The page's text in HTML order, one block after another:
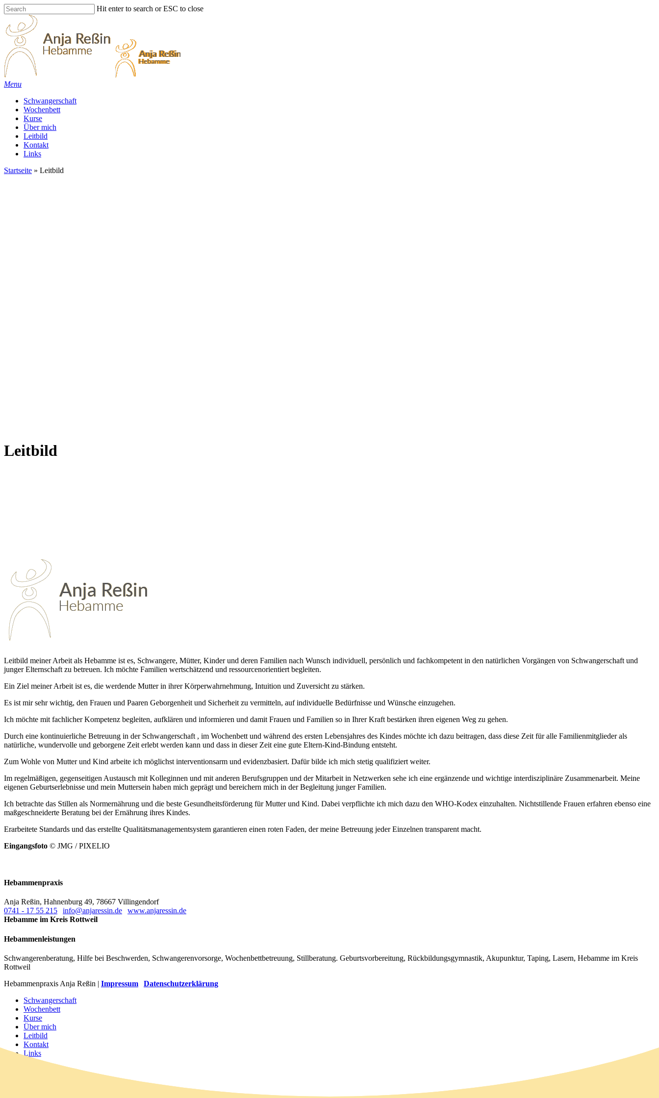
Skip
to
main
content
Hit enter to search or ESC to close
Search
Menu
Schwangerschaft
Wochenbett
Kurse
Über mich
Leitbild
Kontakt
Links
Startseite » Leitbild
Leitbild
Leitbild meiner Arbeit als Hebamme ist es, Schwangere, Mütter, Kinder und deren Familien nach Wunsch individuell, persönlich und fachkompetent in den natürlichen Vorgängen von Schwangerschaft und
junger Elternschaft zu betreuen. Ich möchte Familien wertschätzend und ressourcenorientiert begleiten.
Ein Ziel meiner Arbeit ist es, die werdende Mutter in ihrer Körperwahrnehmung, Intuition und Zuversicht zu stärken.
Es ist mir sehr wichtig, den Frauen und Paaren Geborgenheit und Sicherheit zu vermitteln, auf individuelle Bedürfnisse und Wünsche einzugehen.
Ich möchte mit fachlicher Kompetenz begleiten, aufklären und informieren und damit Frauen und Familien so in Ihrer Kraft bestärken ihren eigenen Weg zu gehen.
Durch eine kontinuierliche Betreuung in der Schwangerschaft , im Wochenbett und während des ersten Lebensjahres des Kindes möchte ich dazu beitragen, dass diese Zeit für alle Familienmitglieder als
natürliche, wundervolle und geborgene Zeit erlebt werden kann und dass in dieser Zeit eine gute Eltern-Kind-Bindung entsteht.
Zum Wohle von Mutter und Kind arbeite ich möglichst interventionsarm und evidenzbasiert. Dafür bilde ich mich stetig qualifiziert weiter.
Im regelmäßigen, gegenseitigen Austausch mit Kolleginnen und mit anderen Berufsgruppen und der Mitarbeit in Netzwerken sehe ich eine ergänzende und wichtige interdisziplinäre Zusammenarbeit. Meine
eigenen Geburtserlebnisse und mein Muttersein haben mich geprägt und bereichern mich in der Begleitung junger Familien.
Ich betrachte das Stillen als Normernährung und die beste Gesundheitsförderung für Mutter und Kind. Dabei verpflichte ich mich dazu den WHO-Kodex einzuhalten. Nichtstillende Frauen erfahren ebenso eine
maßgeschneiderte Beratung bei der Ernährung ihres Kindes.
Erarbeitete Standards und das erstellte Qualitätsmanagementsystem garantieren einen roten Faden, der meine Betreuung jeder Einzelnen transparent macht.
Eingangsfoto © JMG / PIXELIO
Hebammenpraxis
Anja Reßin, Hahnenburg 49, 78667 Villingendorf
0741 - 17 55 215
info@anjaressin.de
www.anjaressin.de
Hebamme im Kreis Rottweil
Hebammenleistungen
Schwangerenberatung, Hilfe bei Beschwerden, Schwangerenvorsorge, Wochenbettbetreuung, Stillberatung. Geburtsvorbereitung, Rückbildungsgymnastik, Akupunktur, Taping, Lasern, Hebamme im Kreis
Rottweil
Hebammenpraxis Anja Reßin | Impressum
Datenschutzerklärung
Close
Menu
Schwangerschaft
Wochenbett
Kurse
Über mich
Leitbild
Kontakt
Links